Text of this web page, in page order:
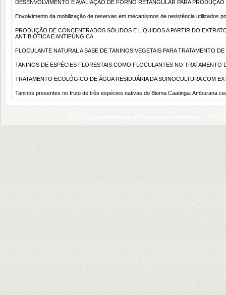
DESENVOLVIMENTO E AVALIAÇÃO DE FORNO RETANGULAR PARA
Envolvimento da mobilização de reservas em mecanismos de resistência utilizados
PRODUÇÃO DE CONCENTRADOS SÓLIDOS E LÍQUIDOS A PARTIR DO
ANTIBIÓTICA E ANTIFÚNGICA
FLOCULANTE NATURAL A BASE DE TANINOS VEGETAIS PARA TRATAMENTO
TANINOS DE ESPÉCIES FLORESTAIS COMO FLOCULANTES NO TRATAMENTO
TRATAMENTO ECOLÓGICO DE ÁGUA RESIDUÁRIA DA SUINOCULTURA COM
Taninos presentes no fruto de três espécies nativas do Bioma Caatinga: Amburana